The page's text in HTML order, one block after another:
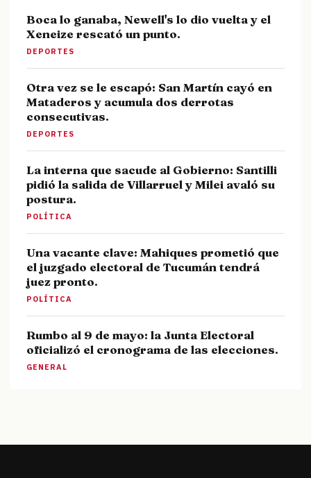
Boca lo ganaba, Newell's lo dio vuelta y el
Xeneize rescató un punto.
DEPORTES
Otra vez se le escapó: San Martín cayó en
Mataderos y acumula dos derrotas
consecutivas.
DEPORTES
La interna que sacude al Gobierno: Santilli
pidió la salida de Villarruel y Milei avaló su
postura.
POLÍTICA
Una vacante clave: Mahiques prometió que
el juzgado electoral de Tucumán tendrá
juez pronto.
POLÍTICA
Rumbo al 9 de mayo: la Junta Electoral
oficializó el cronograma de las elecciones.
GENERAL